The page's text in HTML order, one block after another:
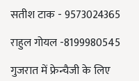
सतीश टाक - 9573024365
राहुल गोयल -8199980545
गुजरात में फ्रेन्चैजी के लिए